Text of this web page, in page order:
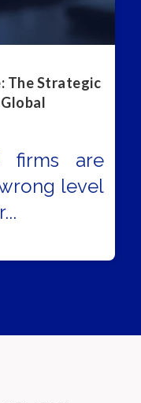
The Strategic
firms are
level